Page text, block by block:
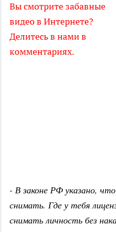
Вы смотрите забавные
видео в Интернете?
Делитесь в нами в
комментариях.
- В законе РФ указано,
снимать. Где у тебя
снимать личность без